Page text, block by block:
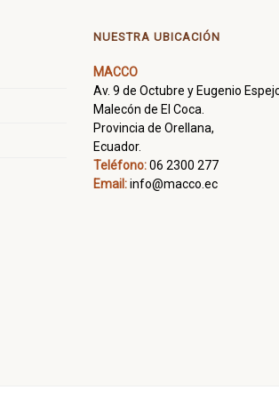
NUESTRA UBICACIÓN
MACCO
Av. 9 de Octubre y Eugenio
Malecón de El Coca.
Provincia de Orellana,
Ecuador.
Teléfono:06 2300 277
Email:info@macco.ec